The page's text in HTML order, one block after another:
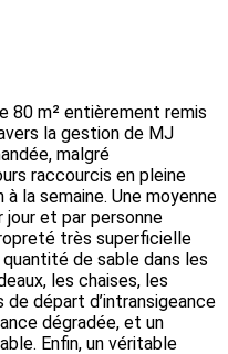
80 m² entièrement remis
la gestion de MJ
malgré
raccourcis en pleine
la semaine. Une moyenne
et par personne
très superficielle
de sable dans les
les chaises, les
départ d’intransigeance
dégradée, et un
Enfin, un véritable